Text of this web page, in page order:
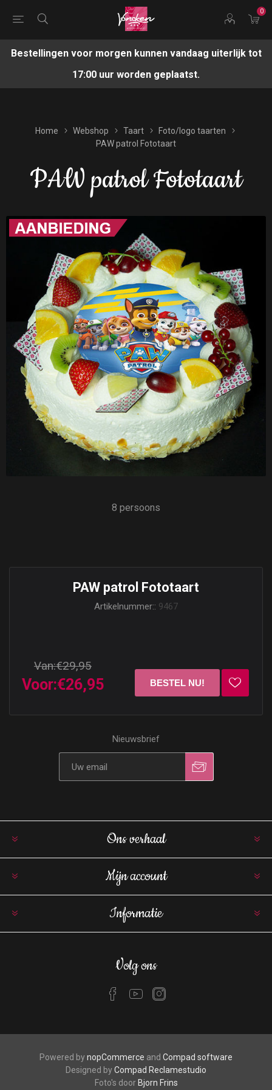
0
Bestellingen voor morgen kunnen vandaag uiterlijk tot
17:00 uur worden geplaatst.
Home Webshop Taart
Foto/logo taarten
PAW patrol Fototaart
PAW patrol Fototaart
8 persoons
PAW patrol Fototaart
Artikelnummer:: 9467
Van:€29,95
Voor:€26,95
Nieuwsbrief
Ons verhaal
Mijn account
Informatie
Volg ons
Powered bynopCommerce and Compad software
Designed byCompad Reclamestudio
Foto's door Bjorn Frins